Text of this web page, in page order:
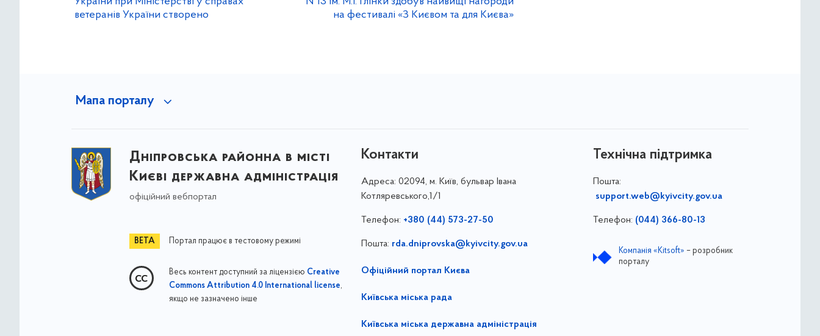
ветеранів України створено
на фестивалі «З Києвом та для Києва»
Мапа порталу
Дніпровська районна в місті
Києві державна адміністрація
офіційний вебпортал
Портал працює в тестовому режимі
Весь контент доступний за ліцензією Creative
Commons Attribution 4.0 International license,
якщо не зазначено інше
Контакти
Адреса: 02094, м. Київ, бульвар Івана
Котляревського,1/1
Телефон: +380 (44) 573-27-50
Пошта: rda.dniprovska@kyivcity.gov.ua
Офіційний портал Києва
Київська міська рада
Київська міська державна адміністрація
Технічна підтримка
Пошта:
support.web@kyivcity.gov.ua
Телефон: (044) 366-80-13
Компанія «Kitsoft» – розробник
порталу